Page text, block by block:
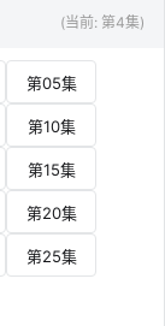
(当前: 第4集)
第05集
第10集
第15集
第20集
第25集